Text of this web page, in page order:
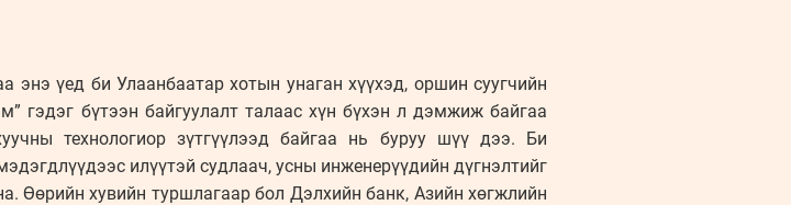
үед би Улаанбаатар хотын унаган хүүхэд, оршин суугчийн
гэдэг бүтээн байгуулалт талаас хүн бүхэн л дэмжиж байгаа
технологиор зүтгүүлээд байгаа нь буруу шүү дээ. Би
илүүтэй судлаач, усны инженерүүдийн дүгнэлтийг
Өөрийн хувийн туршлагаар бол Дэлхийн банк, Азийн хөгжлийн